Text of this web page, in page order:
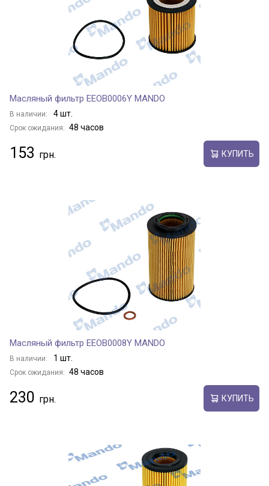
Масляный фильтр EEOB0006Y MANDO
В наличии: 4 шт.
Срок ожидания: 48 часов
153 КУПИТЬ
Масляный фильтр EEOB0008Y MANDO
В наличии: 1 шт.
Срок ожидания: 48 часов
230 КУПИТЬ